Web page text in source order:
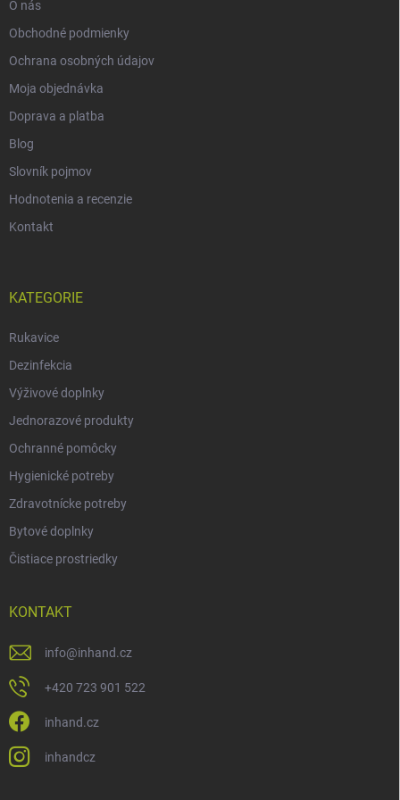
O nás
Obchodné podmienky
Ochrana osobných údajov
Moja objednávka
Doprava a platba
Blog
Slovník pojmov
Hodnotenia a recenzie
Kontakt
KATEGORIE
Rukavice
Dezinfekcia
Výživové doplnky
Jednorazové produkty
Ochranné pomôcky
Hygienické potreby
Zdravotnícke potreby
Bytové doplnky
Čistiace prostriedky
KONTAKT
info@inhand.cz
+420 723 901 522
inhand.cz
inhandcz